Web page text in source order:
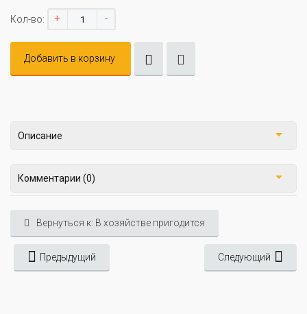
Кол-во: + -
Добавить в корзину
Описание
Комментарии (0)
Вернуться к: В хозяйстве пригодится
Предыдущий Следующий